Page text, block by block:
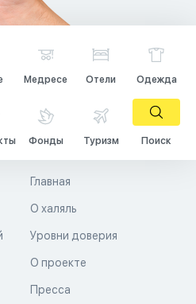
Медресе Отели Одежда
Фонды Туризм Поиск
Главная
О халяль
Уровни доверия
О проекте
Пресса